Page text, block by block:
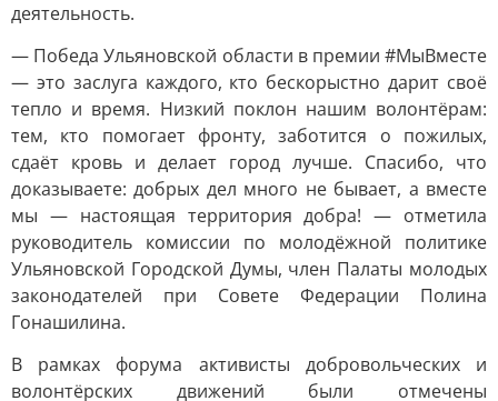
деятельность.
— Победа Ульяновской области в премии #МыВместе
— это заслуга каждого, кто бескорыстно дарит своё
тепло и время. Низкий поклон нашим волонтёрам:
тем, кто помогает фронту, заботится о пожилых,
сдаёт кровь и делает город лучше. Спасибо, что
доказываете: добрых дел много не бывает, а вместе
мы — настоящая территория добра! — отметила
руководитель комиссии по молодёжной политике
Ульяновской Городской Думы, член Палаты молодых
законодателей при Совете Федерации Полина
Гонашилина.
В рамках форума активисты добровольческих и
волонтёрских движений были отмечены